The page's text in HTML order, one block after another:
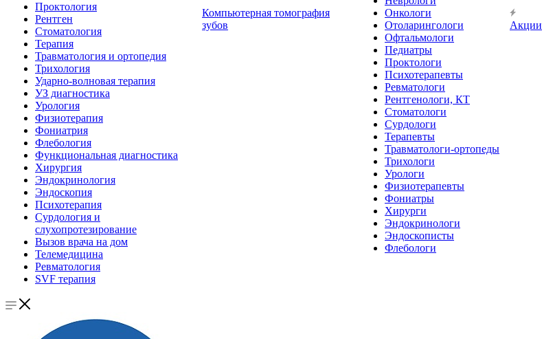
Проктология
Рентген
Стоматология
Терапия
Травматология и ортопедия
Трихология
Ударно-волновая терапия
УЗ диагностика
Урология
Физиотерапия
Фониатрия
Флебология
Функциональная диагностика
Хирургия
Эндокринология
Эндоскопия
Психотерапия
Сурдология и
слухопротезирование
Вызов врача на дом
Телемедицина
Ревматология
SVF терапия
Компьютерная томография
зубов
Онкологи
Отоларингологи
Офтальмологи
Педиатры
Проктологи
Психотерапевты
Ревматологи
Рентгенологи, КТ
Стоматологи
Сурдологи
Терапевты
Травматологи-ортопеды
Трихологи
Урологи
Физиотерапевты
Фониатры
Хирурги
Эндокринологи
Эндоскописты
Флебологи
Акции